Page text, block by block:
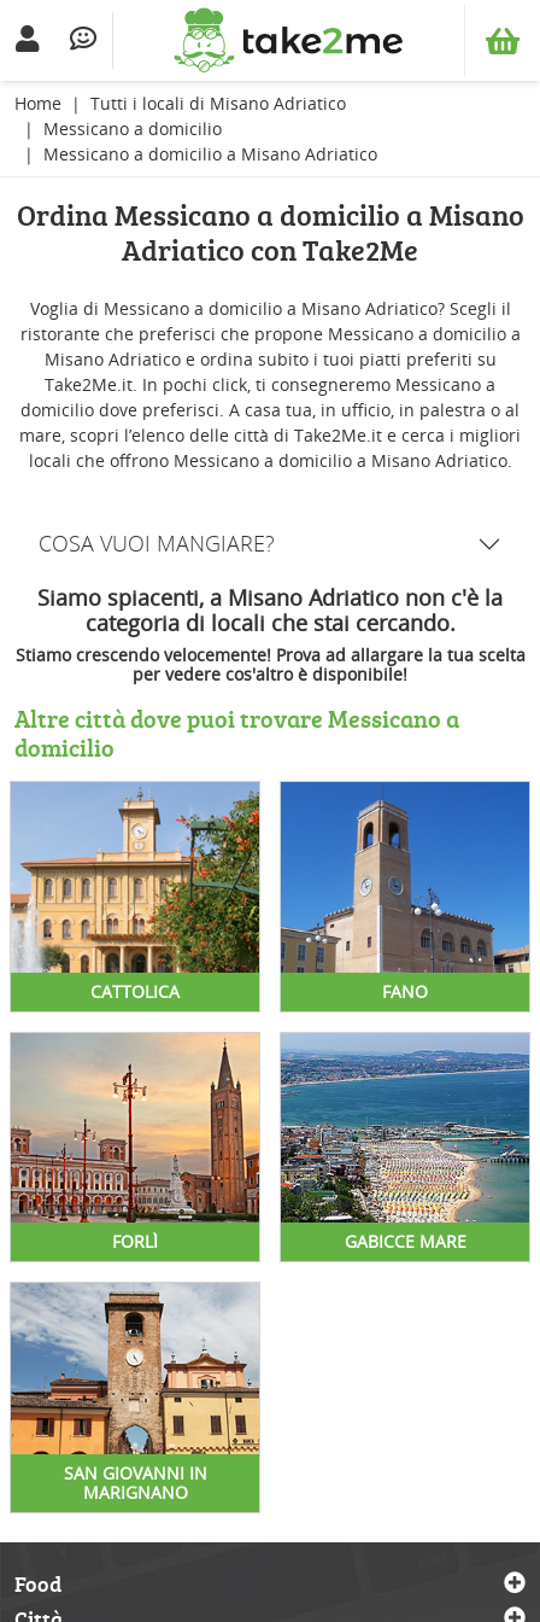
Home
Tutti i locali di Misano Adriatico
Messicano a domicilio
Messicano a domicilio a Misano Adriatico
Ordina Messicano a domicilio a Misano
Adriatico con Take2Me
Voglia di Messicano a domicilio a Misano Adriatico? Scegli il
ristorante che preferisci che propone Messicano a domicilio a
Misano Adriatico e ordina subito i tuoi piatti preferiti su
Take2Me.it. In pochi click, ti consegneremo Messicano a
domicilio dove preferisci. A casa tua, in ufficio, in palestra o al
mare, scopri l’elenco delle città di Take2Me.it e cerca i migliori
locali che offrono Messicano a domicilio a Misano Adriatico.
COSA VUOI MANGIARE?
Siamo spiacenti, a Misano Adriatico non c'è la
categoria di locali che stai cercando.
Stiamo crescendo velocemente! Prova ad allargare la tua scelta
per vedere cos'altro è disponibile!
Altre città dove puoi trovare Messicano a
domicilio
CATTOLICA FANO
FORLÌ GABICCE MARE
SAN GIOVANNI IN
MARIGNANO
Food